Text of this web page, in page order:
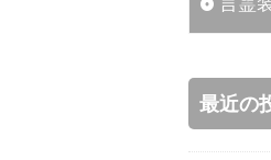
最近の